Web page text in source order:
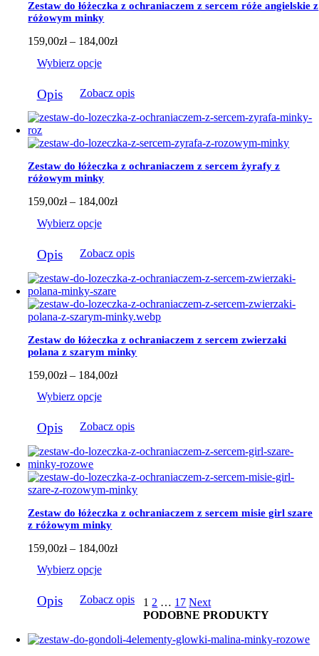
Zestaw do łóżeczka z ochraniaczem z sercem róże angielskie z
różowym minky
159,00zł – 184,00złZakres
do
Wybierz opcje
produkt
ma
wiele
wariantów.
Opcje
można
wybrać
na
stronie
Opis Zobacz opis
Zestaw do łóżeczka z ochraniaczem z sercem żyrafy z
różowym minky
159,00zł – 184,00złZakres
do
Wybierz opcje
produkt
ma
wiele
wariantów.
Opcje
można
wybrać
na
stronie
produktu
Opis Zobacz opis
Zestaw do łóżeczka z ochraniaczem z sercem zwierzaki
polana z szarym minky
159,00zł – 184,00złZakres
do
Wybierz opcje
produkt
ma
wiele
wariantów.
Opcje
można
wybrać
na
stronie
produktu
Opis Zobacz opis
Zestaw do łóżeczka z ochraniaczem z sercem misie girl szare
z różowym minky
159,00zł – 184,00złZakres
do
184,00zł
Wybierz opcje
produkt
wariantów.
Opis Zobacz opis 1 2 … 17 Next
PODOBNE PRODUKTY